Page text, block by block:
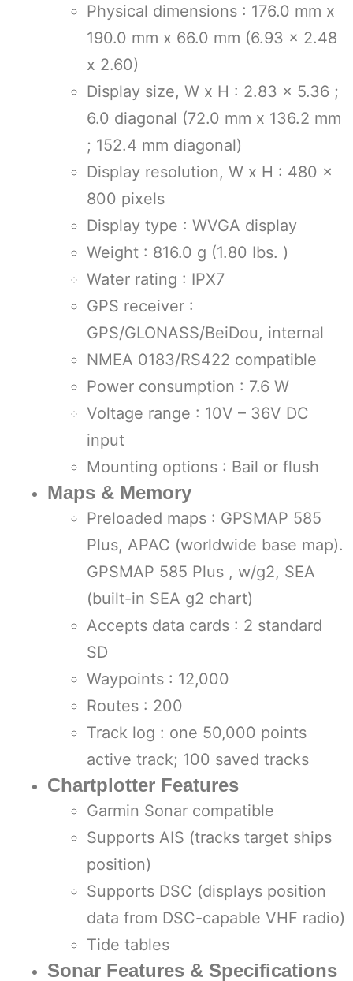
Physical dimensions : 176.0 mm x
190.0 mm x 66.0 mm (6.93 x 2.48
x 2.60)
Display size, W x H : 2.83 x 5.36 ;
6.0 diagonal (72.0 mm x 136.2 mm
; 152.4 mm diagonal)
Display resolution, W x H : 480 x
800 pixels
Display type : WVGA display
Weight : 816.0 g (1.80 Ibs. )
Water rating : IPX7
GPS receiver :
GPS/GLONASS/BeiDou, internal
NMEA 0183/RS422 compatible
Power consumption : 7.6 W
Voltage range : 10V – 36V DC
input
Mounting options : Bail or flush
Maps & Memory
Preloaded maps : GPSMAP 585
Plus, APAC (worldwide base map).
GPSMAP 585 Plus , w/g2, SEA
(built-in SEA g2 chart)
Accepts data cards : 2 standard
SD
Waypoints : 12,000
Routes : 200
Track log : one 50,000 points
active track; 100 saved tracks
Chartplotter Features
Garmin Sonar compatible
Supports AIS (tracks target ships
position)
Supports DSC (displays position
data from DSC-capable VHF radio)
Tide tables
Sonar Features & Specifications